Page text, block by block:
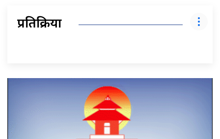
प्रतिक्रिया